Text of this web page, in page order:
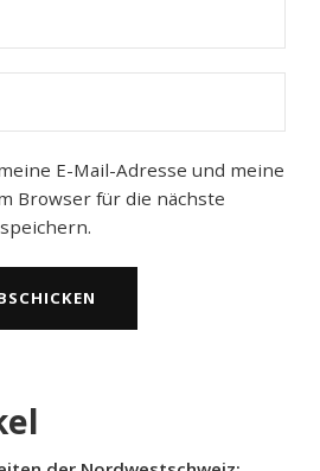
E-Mail-Adresse und meine
Browser für die nächste